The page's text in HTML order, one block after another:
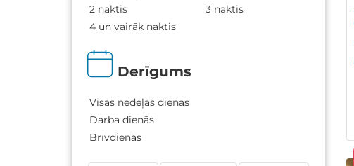
2 naktis
3 naktis
4 un vairāk naktis
Derīgums
Visās nedēļas dienās
Darba dienās
Brīvdienās